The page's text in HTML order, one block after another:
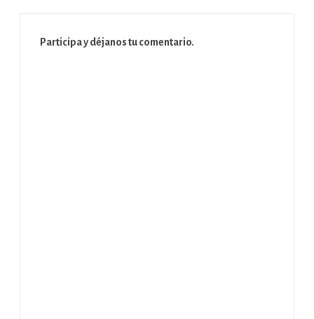
Participa y déjanos tu comentario.